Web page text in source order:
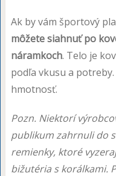
Ak by vám športový
môžete siahnuť po
náramkoch. Telo je
podľa vkusu a
hmotnosť.
Pozn. Niektorí
publikum zahrnuli do
remienky, ktoré
bižutéria s korálkami.